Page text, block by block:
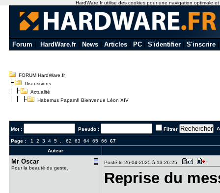
Forum HardWare.fr News Articles PC S'identifier S'inscrire
FORUM HardWare.fr
Discussions
Actualité
Habemus Papam!! Bienvenue Léon XIV
Mot : Pseudo : Filtrer
Page : 1 2 3 4 5.. 62 63 64 65 66
67
Auteur
Mr Oscar
Pour la beauté du geste.
Posté le 26-04-2025 à 13:26:25
Reprise du
HardWare.fr utilise des cookies pour une navigation optimale